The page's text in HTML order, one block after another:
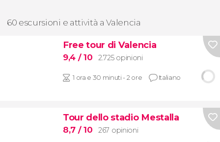
60 escursioni e attività a Valencia
Free tour di Valencia
9,4 / 10 2.725 opinioni
1 ora e 30 minuti - 2 ore Italiano
Tour dello stadio Mestalla
8,7 / 10 267 opinioni